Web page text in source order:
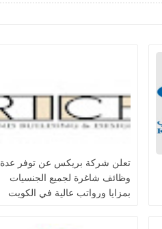
تعلن شركة بريكس عن توفر عدة
وظائف شاغرة لجميع الجنسيات
بمزايا ورواتب عالية في الكويت